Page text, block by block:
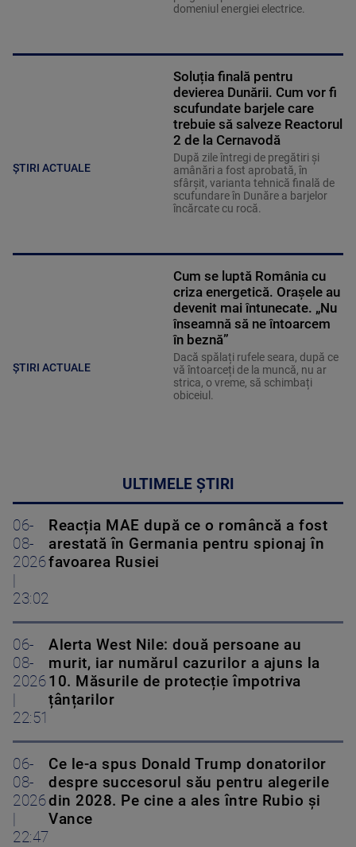
domeniul energiei electrice.
ȘTIRI ACTUALE
Soluția finală pentru
devierea Dunării. Cum vor fi
scufundate barjele care
trebuie să salveze Reactorul
2 de la Cernavodă
După zile întregi de pregătiri și
amânări a fost aprobată, în
sfârșit, varianta tehnică finală de
scufundare în Dunăre a barjelor
încărcate cu rocă.
ȘTIRI ACTUALE
Cum se luptă România cu
criza energetică. Orașele au
devenit mai întunecate. „Nu
înseamnă să ne întoarcem
în beznă”
Dacă spălați rufele seara, după ce
vă întoarceți de la muncă, nu ar
strica, o vreme, să schimbați
obiceiul.
ULTIMELE ȘTIRI
06-
08-
2026
23:02
Reacția MAE după ce o româncă a fost
arestată în Germania pentru spionaj în
favoarea Rusiei
06-
08-
2026
22:51
Alerta West Nile: două persoane au
murit, iar numărul cazurilor a ajuns la
10. Măsurile de protecție împotriva
țânțarilor
06-
08-
2026
22:47
Ce le-a spus Donald Trump donatorilor
despre succesorul său pentru alegerile
din 2028. Pe cine a ales între Rubio și
Vance